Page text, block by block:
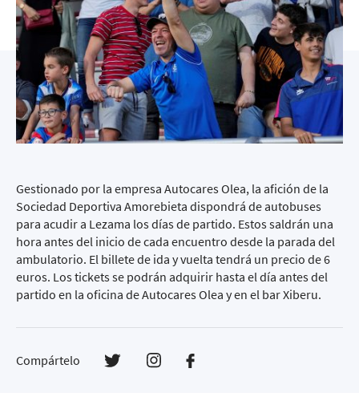
Gestionado por la empresa Autocares Olea, la afición de la
Sociedad Deportiva Amorebieta dispondrá de autobuses
para acudir a Lezama los días de partido. Estos saldrán una
hora antes del inicio de cada encuentro desde la parada del
ambulatorio. El billete de ida y vuelta tendrá un precio de 6
euros. Los tickets se podrán adquirir hasta el día antes del
partido en la oficina de Autocares Olea y en el bar Xiberu.
Compártelo